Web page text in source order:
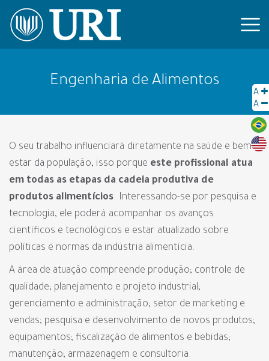
A
A
Engenharia de Alimentos
O seu trabalho influenciará diretamente na saúde e bem-
estar da população, isso porque este profissional atua
em todas as etapas da cadeia produtiva de
produtos alimentícios. Interessando-se por pesquisa e
tecnologia, ele poderá acompanhar os avanços
científicos e tecnológicos e estar atualizado sobre
políticas e normas da indústria alimentícia.
A área de atuação compreende produção; controle de
qualidade; planejamento e projeto industrial;
gerenciamento e administração; setor de marketing e
vendas; pesquisa e desenvolvimento de novos produtos;
equipamentos; fiscalização de alimentos e bebidas;
manutenção; armazenagem e consultoria.